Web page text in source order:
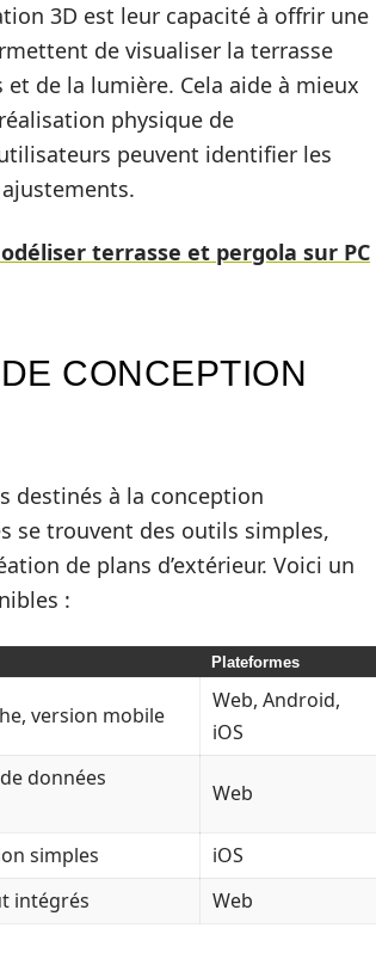
3D est leur capacité à offrir une
de visualiser la terrasse
de la lumière. Cela aide à mieux
physique de
peuvent identifier les
terrasse et pergola sur PC
CONCEPTION
destinés à la conception
se trouvent des outils simples,
de plans d’extérieur. Voici un
:
Plateformes
version mobile
Web, Android,
iOS
données
Web
simples
iOS
intégrés Web